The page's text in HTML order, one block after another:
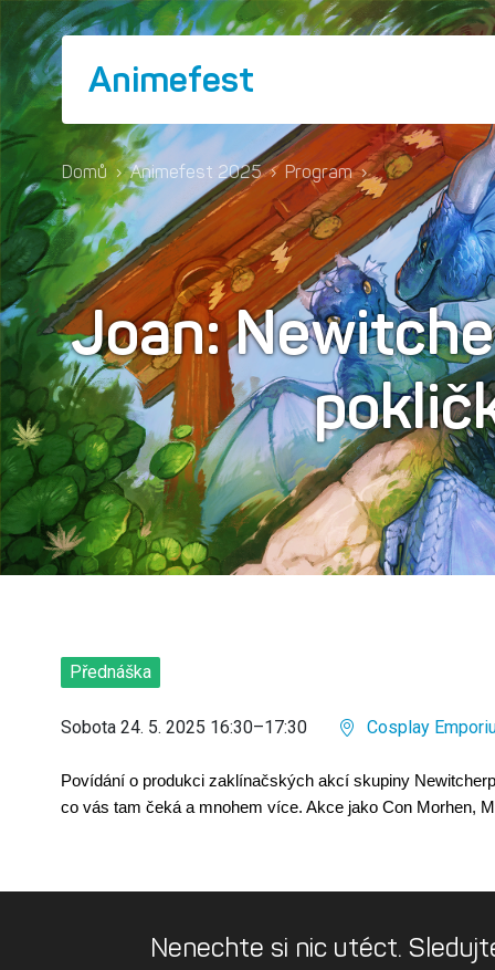
Animefest
Domů › Animefest 2025 › Program ›
Joan:
Přednáška
Sobota 24. 5. 2025 16:30–17:30 Cosplay
Povídání o produkci zaklínačských akcí skupiny
co vás tam čeká a mnohem více. Akce jako Con Morhen,
Nenechte si nic utéct.